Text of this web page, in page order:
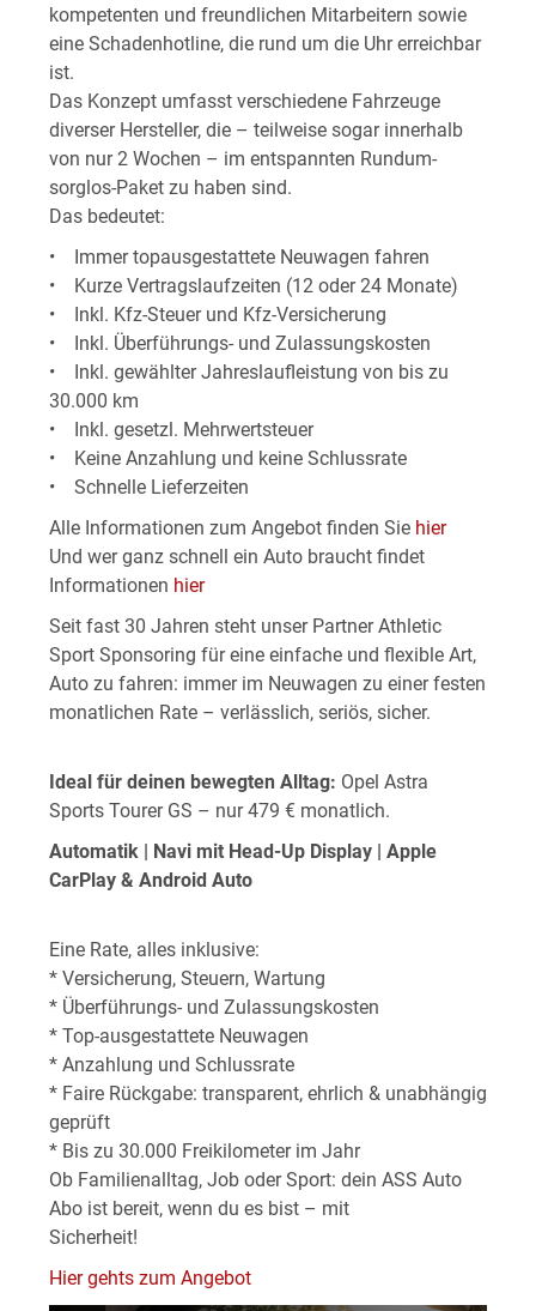
kompetenten und freundlichen Mitarbeitern sowie
eine Schadenhotline, die rund um die Uhr erreichbar
ist.
Das Konzept umfasst verschiedene Fahrzeuge
diverser Hersteller, die – teilweise sogar innerhalb
von nur 2 Wochen – im entspannten Rundum-
sorglos-Paket zu haben sind.
Das bedeutet:
• Immer topausgestattete Neuwagen fahren
• Kurze Vertragslaufzeiten (12 oder 24 Monate)
• Inkl. Kfz-Steuer und Kfz-Versicherung
• Inkl. Überführungs- und Zulassungskosten
• Inkl. gewählter Jahreslaufleistung von bis zu
30.000 km
• Inkl. gesetzl. Mehrwertsteuer
• Keine Anzahlung und keine Schlussrate
• Schnelle Lieferzeiten
Alle Informationen zum Angebot finden Sie hier
Und wer ganz schnell ein Auto braucht findet
Informationen hier
Seit fast 30 Jahren steht unser Partner Athletic
Sport Sponsoring für eine einfache und flexible Art,
Auto zu fahren: immer im Neuwagen zu einer festen
monatlichen Rate – verlässlich, seriös, sicher.
Ideal für deinen bewegten Alltag: Opel Astra
Sports Tourer GS – nur 479 € monatlich.
Automatik | Navi mit Head-Up Display | Apple
CarPlay & Android Auto
Eine Rate, alles inklusive:
* Versicherung, Steuern, Wartung
* Überführungs- und Zulassungskosten
* Top-ausgestattete Neuwagen
* Anzahlung und Schlussrate
* Faire Rückgabe: transparent, ehrlich & unabhängig
geprüft
* Bis zu 30.000 Freikilometer im Jahr
Ob Familienalltag, Job oder Sport: dein ASS Auto
Abo ist bereit, wenn du es bist – mit
Sicherheit!
Hier gehts zum Angebot